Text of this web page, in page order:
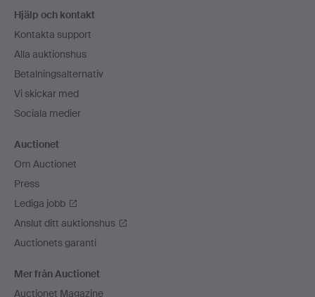
Hjälp och kontakt
Kontakta support
Alla auktionshus
Betalningsalternativ
Vi skickar med
Sociala medier
Auctionet
Om Auctionet
Press
Lediga jobb
Anslut ditt auktionshus
Auctionets garanti
Mer från Auctionet
Auctionet Magazine